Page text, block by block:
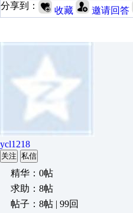
分享到：
收藏 邀请回答
ycl1218
关注 私信
精华：0帖
求助：8帖
帖子：8帖 | 99回